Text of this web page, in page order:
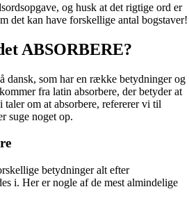
og husk at det rigtige ord er
det kan have forskellige antal bogstaver!
ABSORBERE?
dansk, som har en række betydninger og
fra latin absorbere, der betyder at
om at absorbere, refererer vi til
suge noget op.
betydninger alt efter
i. Her er nogle af de mest almindelige